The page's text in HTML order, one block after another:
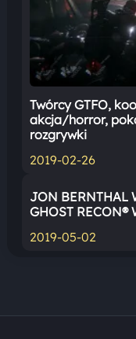
Twórcy GTFO,
akcja/horror,
rozgrywki
2019-02-26
JON BERNTHAL
GHOST RECON®
2019-05-02